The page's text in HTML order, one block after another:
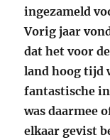
ingezameld
Vorig jaar
dat het voor
land hoog tijd
fantastische
was daarmee
elkaar gevist